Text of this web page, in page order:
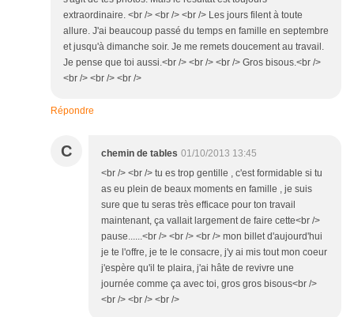
extraordinaire. <br /> <br /> <br /> Les jours filent à toute
allure. J'ai beaucoup passé du temps en famille en septembre
et jusqu'à dimanche soir. Je me remets doucement au travail.
Je pense que toi aussi.<br /> <br /> <br /> Gros bisous.<br />
<br /> <br /> <br />
Répondre
C chemin de tables 01/10/2013 13:45
<br /> <br /> tu es trop gentille , c'est formidable si tu
as eu plein de beaux moments en famille , je suis
sure que tu seras très efficace pour ton travail
maintenant, ça vallait largement de faire cette<br />
pause......<br /> <br /> <br /> mon billet d'aujourd'hui
je te l'offre, je te le consacre, j'y ai mis tout mon coeur
j'espère qu'il te plaira, j'ai hâte de revivre une
journée comme ça avec toi, gros gros bisous<br />
<br /> <br /> <br />